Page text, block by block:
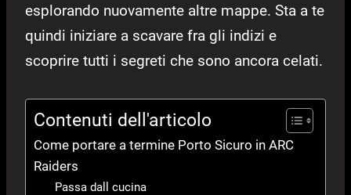
esplorando nuovamente altre mappe. Sta a te
quindi iniziare a scavare fra gli indizi e
scoprire tutti i segreti che sono ancora celati.
Contenuti dell'articolo
Come portare a termine Porto Sicuro in ARC
Raiders
Passa dall cucina